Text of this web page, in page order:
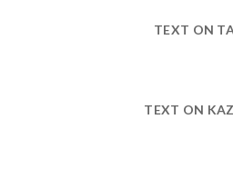
TEXT ON
TEXT ON